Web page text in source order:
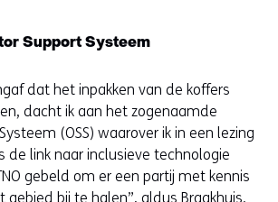
Support Systeem
dat het inpakken van de koffers
dacht ik aan het zogenaamde
(OSS) waarover ik in een lezing
de link naar inclusieve technologie
gebeld om er een partij met kennis
gebied bij te halen”, aldus Braakhuis.